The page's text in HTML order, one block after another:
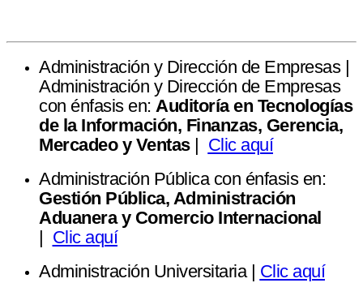
Administración y Dirección de Empresas |
Administración y Dirección de Empresas
con énfasis en: Auditoría en Tecnologías
de la Información, Finanzas, Gerencia,
Mercadeo y Ventas| Clic aquí
Administración Pública con énfasis en:
Gestión Pública, Administración
Aduanera y Comercio Internacional
| Clic aquí
Administración Universitaria | Clic aquí